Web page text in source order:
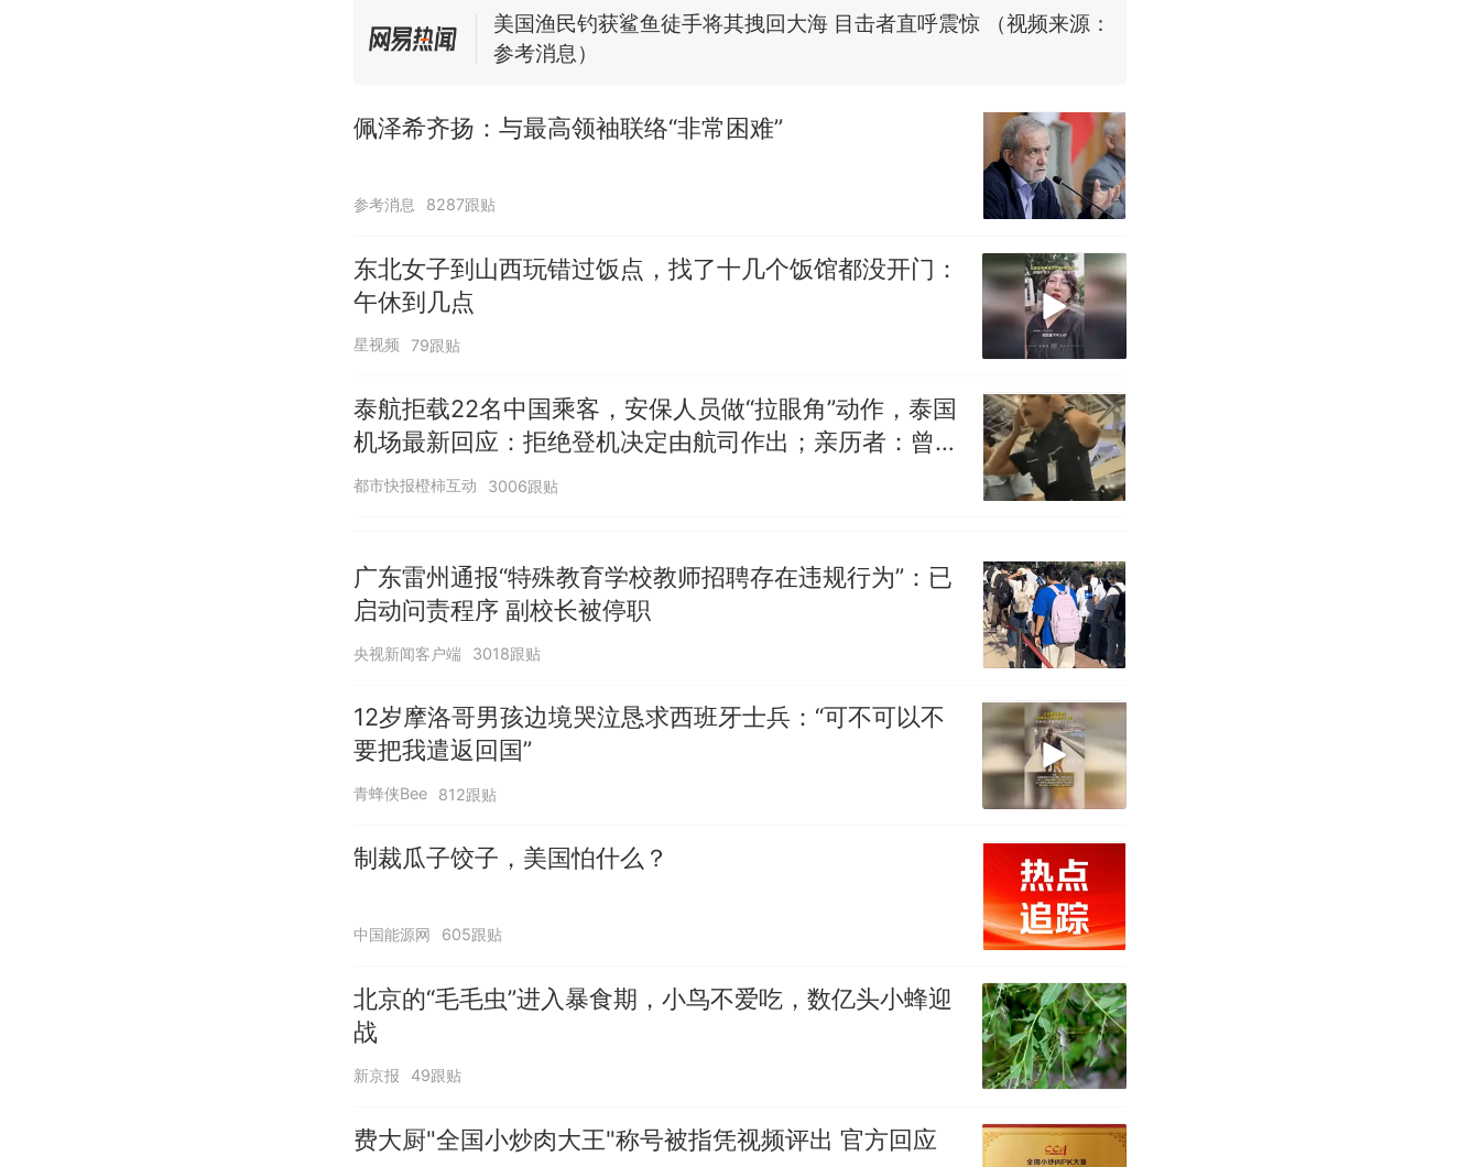
笔试第一被第二名传话劝弃考 官方通报
“不想干了特提出辞职”，疑似南京大学数院院长辞职信流传，院
方回应：喻良教授已卸任院长一职，不清楚辞职信来源；曾用手绘
图做头像
佩泽希齐扬：与最高领袖联络“非常困难”
参考消息 8287跟贴
东北女子到山西玩错过饭点，找了十几个饭馆都没开门：
午休到几点
星视频 79跟贴
泰航拒载22名中国乘客，安保人员做“拉眼角”动作，泰国
机场最新回应：拒绝登机决定由航司作出；亲历者：曾承
诺免费改签但没兑现
都市快报橙柿互动 3006跟贴
广东雷州通报“特殊教育学校教师招聘存在违规行为”：已
启动问责程序 副校长被停职
央视新闻客户端 3018跟贴
12岁摩洛哥男孩边境哭泣恳求西班牙士兵：“可不可以不
要把我遣返回国”
青蜂侠Bee 812跟贴
制裁瓜子饺子，美国怕什么？
中国能源网 605跟贴
北京的“毛毛虫”进入暴食期，小鸟不爱吃，数亿头小蜂迎
战
新京报 49跟贴
费大厨"全国小炒肉大王"称号被指凭视频评出 官方回应